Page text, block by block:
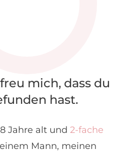
mich, dass du
hast.
Jahre alt und 2-fache
Mann, meinen